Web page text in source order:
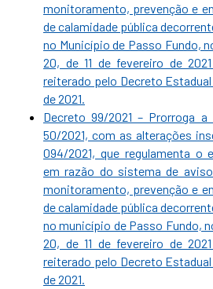
monitoramento, prevenção e
de calamidade pública
no Município de Passo Fundo,
20, de 11 de fevereiro de
reiterado pelo Decreto Estadual
de 2021.
Decreto 99/2021 – Prorroga
50/2021, com as alterações
094/2021, que regulamenta o
em razão do sistema de
monitoramento, prevenção e
de calamidade pública
no município de Passo Fundo,
20, de 11 de fevereiro de
reiterado pelo Decreto Estadual
de 2021.